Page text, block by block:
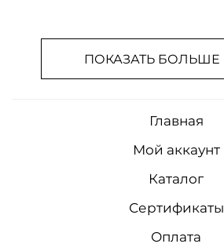
ПОКАЗАТЬ БОЛЬШЕ
Главная
Мой аккаунт
Каталог
Сертификаты
Оплата